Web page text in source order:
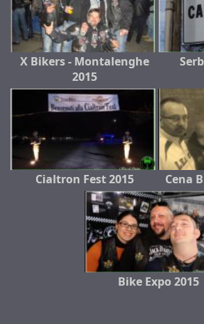
X Bikers - Montalenghe
2015
Cialtron Fest 2015 Cena
Bike Expo 2015